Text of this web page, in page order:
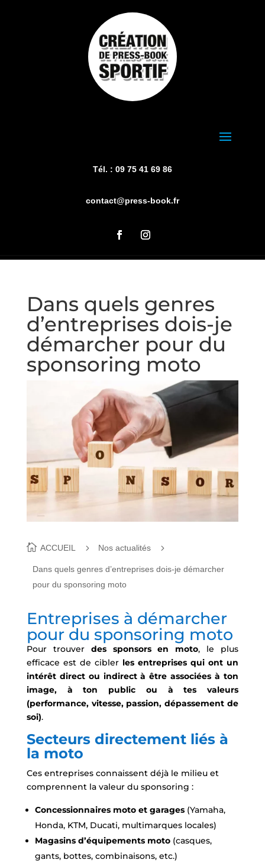
Tél. : 09 75 41 69 86
contact@press-book.fr
Dans quels genres
d’entreprises dois-je
démarcher pour du
sponsoring moto
ACCUEIL Nos actualités
Dans quels genres d’entreprises dois-je démarcher
pour du sponsoring moto
Entreprises à démarcher
pour du sponsoring moto
Pour trouver des sponsors en moto, le plus
efficace est de cibler les entreprises qui ont un
intérêt direct ou indirect à être associées à ton
image, à ton public ou à tes valeurs
(performance, vitesse, passion, dépassement de
soi).
Secteurs directement liés à
la moto
Ces entreprises connaissent déjà le milieu et
comprennent la valeur du sponsoring :
Concessionnaires moto et garages(Yamaha,
Honda, KTM, Ducati, multimarques locales)
Magasins d’équipements moto(casques,
gants, bottes, combinaisons, etc.)